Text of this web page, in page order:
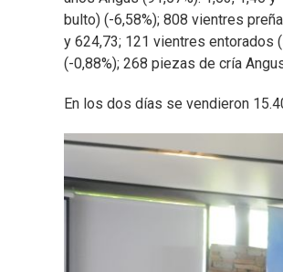
bulto) (-6,58%); 808 vientres
y 624,73; 121 vientres entorados
(-0,88%); 268 piezas de cría
En los dos días se vendieron